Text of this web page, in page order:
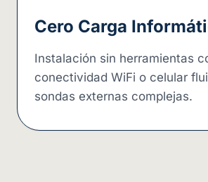
Cero Carga
Instalación sin herramientas
conectividad WiFi o celular
sondas externas complejas.